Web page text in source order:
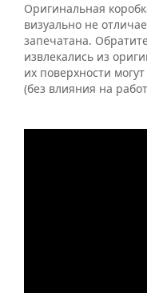
Оригинальная
визуально не
запечатана.
извлекались из
их поверхности
(без влияния на